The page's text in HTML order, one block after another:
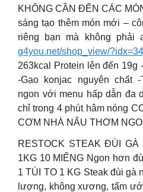
KHÔNG CẦN ĐẾN CÁC
sáng tạo thêm món mới –
riêng bạn mà không phải
g4you.net/shop_view/
263kcal Protein lên đến
-Gạo konjac nguyên chất
ngon với menu hấp dẫn đa
chỉ trong 4 phút hâm nóng
CƠM NHÀ NẤU THƠM
RESTOCK STEAK ĐÙI
1KG 10 MIẾNG Ngon hơn
1 TÚI TO 1 KG Steak đùi gà
lượng, không xương, tẩm